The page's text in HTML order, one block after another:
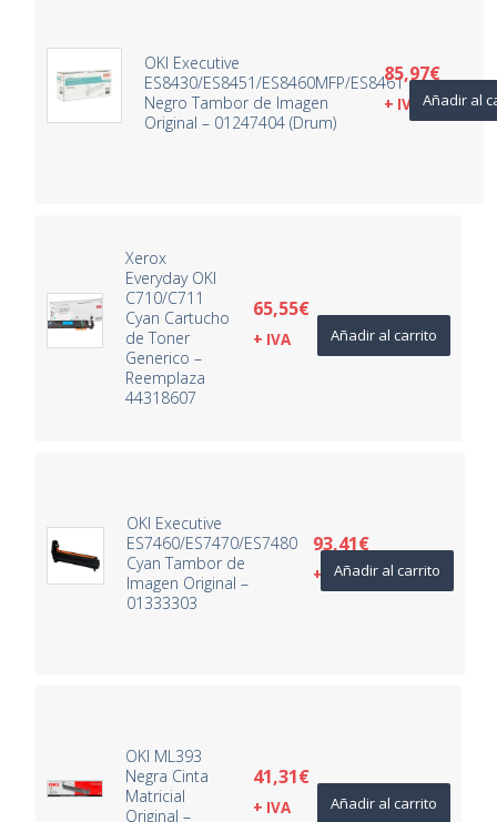
OKI Executive
ES8430/ES8451/ES8460MFP/ES8461
Negro Tambor de Imagen
Original – 01247404 (Drum)
85,97€
+ IVA Añadir al
Xerox
Everyday OKI
C710/C711
Cyan Cartucho
de Toner
Generico –
Reemplaza
44318607
65,55€
+ IVA Añadir al carrito
OKI Executive
ES7460/ES7470/ES7480
Cyan Tambor de
Imagen Original –
01333303
93,41€
+ IVAAñadir al carrito
OKI ML393
Negra Cinta
Matricial
Original –
41,31€
+ IVA Añadir al carrito